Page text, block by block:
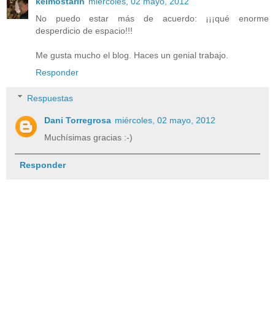
No puedo estar más de acuerdo: ¡¡¡qué enorme
desperdicio de espacio!!!
Me gusta mucho el blog. Haces un genial trabajo.
Responder
Respuestas
Dani Torregrosa miércoles, 02 mayo, 2012
Muchísimas gracias :-)
Responder